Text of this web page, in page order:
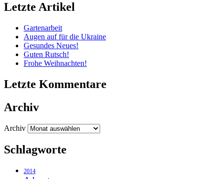
Letzte Artikel
Gartenarbeit
Augen auf für die Ukraine
Gesundes Neues!
Guten Rutsch!
Frohe Weihnachten!
Letzte Kommentare
Archiv
Archiv
Schlagworte
2014